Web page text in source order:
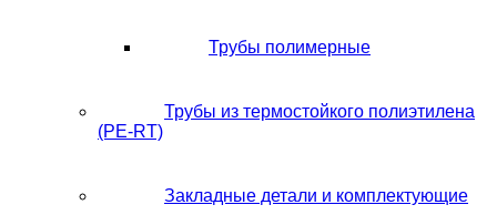
Трубы полимерные
Трубы из термостойкого полиэтилена
(PE-RT)
Закладные детали и комплектующие